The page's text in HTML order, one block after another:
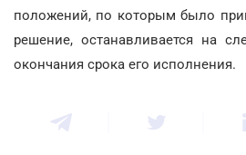
положений, по которым было
решение, останавливается на
окончания срока его исполнения.